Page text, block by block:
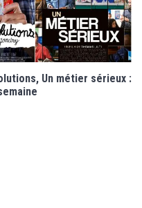
Un métier sérieux :